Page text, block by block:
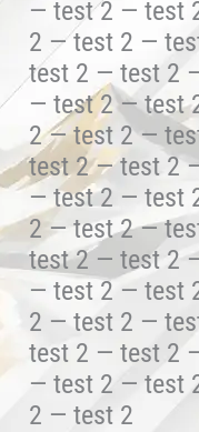
— test 2 — test
2 — test 2 —
test 2 — test 2
— test 2 — test
2 — test 2 —
test 2 — test 2
— test 2 — test
2 — test 2 —
test 2 — test 2
— test 2 — test
2 — test 2 —
test 2 — test 2
— test 2 — test
2 — test 2